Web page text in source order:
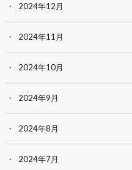
2024年12月
2024年11月
2024年10月
2024年9月
2024年8月
2024年7月